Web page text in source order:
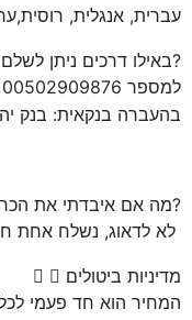
עברית, אנגלית,
באילו דרכים ניתן לשלם?
בהעברה בנקאית: בנק יהב לעובדי
מה אם איבדתי את הכרטיס הקשיח?
מדיניות ביטולים
המחיר הוא חד פעמי